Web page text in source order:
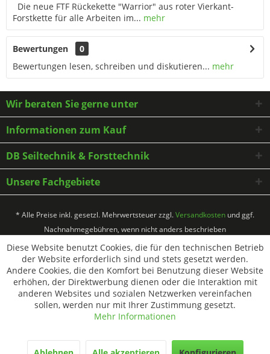
Die neue FTF Rückekette "Warrior" aus roter Vierkant-
Forstkette für alle Arbeiten im... mehr
Bewertungen
0
Bewertungen lesen, schreiben und diskutieren... mehr
Wir beraten Sie gerne unter
Informationen zum Kauf
DB Seiltechnik & Forsttechnik
Unsere Fachgebiete
* Alle Preise inkl. gesetzl. Mehrwertsteuer zzgl.Versandkosten und ggf.
Nachnahmegebühren, wenn nicht anders beschrieben
Diese Website benutzt Cookies, die für den technischen Betrieb
der Website erforderlich sind und stets gesetzt werden.
Andere Cookies, die den Komfort bei Benutzung dieser Website
erhöhen, der Direktwerbung dienen oder die Interaktion mit
anderen Websites und sozialen Netzwerken vereinfachen
sollen, werden nur mit Ihrer Zustimmung gesetzt.
Mehr Informationen